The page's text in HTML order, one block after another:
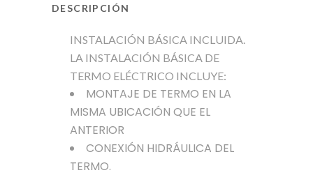
DESCRIPCIÓN
INSTALACIÓN BÁSICA INCLUIDA.
LA INSTALACIÓN BÁSICA DE
TERMO ELÉCTRICO INCLUYE:
MONTAJE DE TERMO EN LA
MISMA UBICACIÓN QUE EL
ANTERIOR
CONEXIÓN HIDRÁULICA DEL
TERMO.